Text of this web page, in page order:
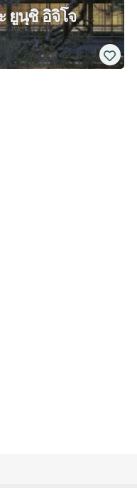
ยูนุชิ อิจิโจ